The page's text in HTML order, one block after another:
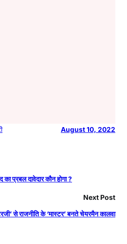
August 10, 2022
प्रबल दावेदार कौन होगा ?
Next Post
से राजनीति के ‘मास्टर’ बनते चेयरमैन कालवा